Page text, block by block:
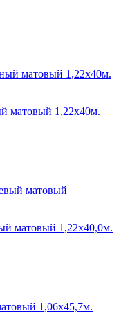
матовый 1,22х40м.
матовый 1,22х40,0м.